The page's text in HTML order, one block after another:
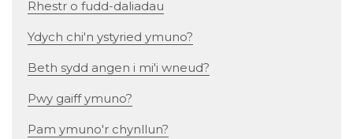
Rhestr o fudd-daliadau
Ydych chi'n ystyried ymuno?
Beth sydd angen i mi'i wneud?
Pwy gaiff ymuno?
Pam ymuno'r chynllun?